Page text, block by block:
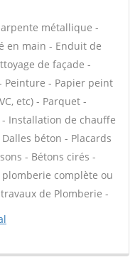
métallique -
en main - Enduit de
de façade -
Peinture - Papier peint
etc) - Parquet -
Installation de chauffe
béton - Placards
- Bétons cirés -
complète ou
de Plomberie -